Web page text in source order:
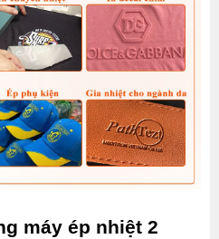
máy ép nhiệt 2